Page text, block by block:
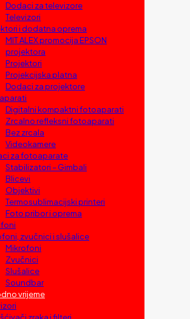
Dodaci za televizore
Televizori
i dodatna oprema
MIT ALEX promocija EPSON
projektora
Projektori
Projekcijska platna
Dodaci za projektore
Digitalni kompaktni fotoaparati
Zrcalno refleksni fotoaparati
Bez zrcala
Videokamere
za fotoaparate
Stabilizatori – Gimbali
Blicevi
Objektivi
Termosublimacijski printeri
Foto pribor i oprema
zvučnici i slušalice
Mikrofoni
Zvučnici
Slušalice
Soundbar
vrijeme